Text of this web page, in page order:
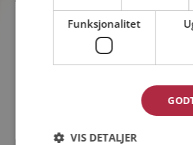
33 år fra Askøy i
Søker kvinne 24 -
Liker du å
svaret og
spennende fakta.
Funksjonalitet
VIS DETALJER